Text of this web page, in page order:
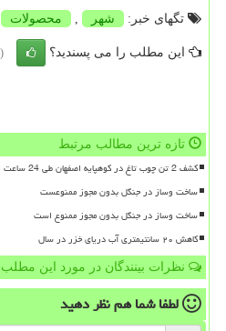
تگهای خبر:
شهر , محصولات
این مطلب را می پسندید؟ (1)
تازه ترین مطالب مرتبط
کشف 2 تن چوب تاغ در کوهپایه اصفهان طی 24 ساعت اخیر 8 نفر دستگیر شدند
ساخت وساز در جنگل بدون مجوز ممنوعست
ساخت وساز در جنگل بدون مجوز ممنوع است
کاهش ۲۰ سانتیمتری آب دریای خزر در سال
نظرات بینندگان در مورد این مطلب
لطفا شما همنظر دهید